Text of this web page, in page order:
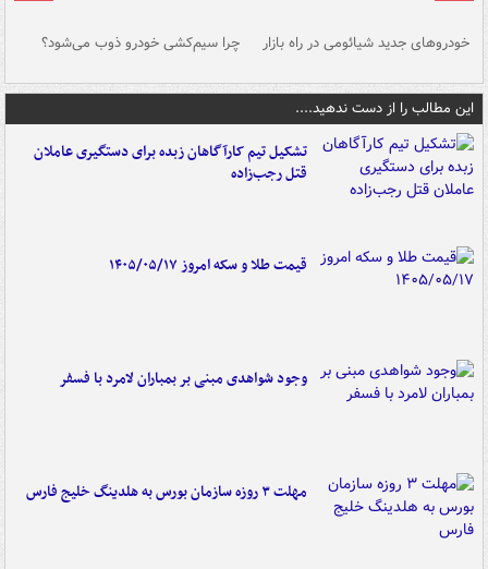
خودروهای جدید شیائومی در راه بازار چرا سیم‌کشی خودرو ذوب می‌شود؟
این مطالب را از دست ندهید....
تشکیل تیم کارآگاهان زبده برای دستگیری عاملان
قتل رجب‌زاده
قیمت طلا و سکه امروز ۱۴۰۵/۰۵/۱۷
وجود شواهدی مبنی بر بمباران لامرد با فسفر
مهلت ۳ روزه سازمان بورس به هلدینگ خلیج فارس